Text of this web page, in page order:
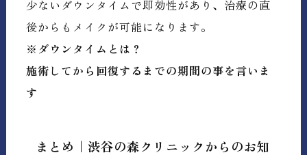
少ないダウンタイムで即効性があり、治療の直
後からもメイクが可能になります。
※ダウンタイムとは？
施術してから回復するまでの期間の事を言いま
す
まとめ｜渋谷の森クリニックからのお知